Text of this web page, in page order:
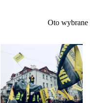
Oto wybrane